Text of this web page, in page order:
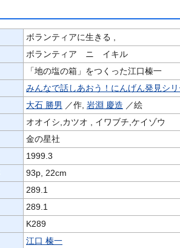
ボランティアに生きる ,
ボランティア ニ イキル
「地の塩の箱」をつくった江口榛一
みんなで話しあおう！にんげん発見シ
大石 勝男 ／作, 岩淵 慶造 ／絵
オオイシ,カツオ , イワブチ,ケイゾウ
金の星社
1999.3
93p, 22cm
289.1
289.1
K289
江口 榛一